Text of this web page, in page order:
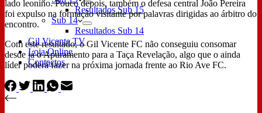
Resultados Sub 15
Sub 14
Resultados Sub 14
Gil Vicente TV
Loja Online
Contactos
lado leonino. Pouco depois, também o defesa central João Pereira
foi expulso na formação visitante por palavras dirigidas ao árbitro do
encontro.
Com este resultado, o Gil Vicente FC não conseguiu consomar
desde já o Apuramento para a Taça Revelação, algo que o ainda
líder poderá fazer na próxima jornada frente ao Rio Ave FC.